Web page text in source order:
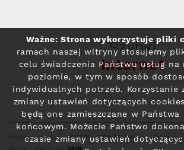
Szybki
Internet
Polityka prywatności© 2004 - 2026 RFC Internet i Telewizja
Ważne: Strona wykorzystuje pliki
ramach naszej witryny stosujemy
celu świadczenia Państwu usług na
poziomie, w tym w sposób
indywidualnych potrzeb. Korzystanie
zmiany ustawień dotyczących
będą one zamieszczane w Państwa
końcowym. Możecie Państwo
czasie zmiany ustawień